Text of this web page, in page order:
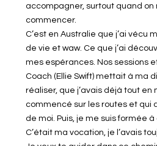
accompagner, surtout quand on
commencer.
C’est en Australie que j’ai vécu
de vie et waw. Ce que j’ai
mes espérances. Nos sessions
Coach (Ellie Swift) mettait à ma
réaliser, que j’avais déjà tout en
commencé sur les routes et qui
de moi. Puis, je me suis formée
C’était ma vocation, je l’avais